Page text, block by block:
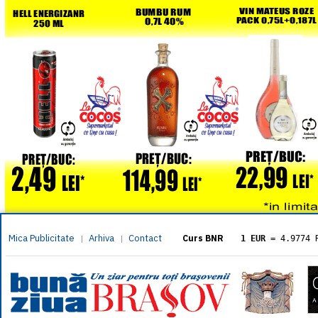
Mica Publicitate | Arhiva | Contact Curs BNR 1 EUR = 4.9774
= 5.8304
1 XAU= 464.4611
1 AED= 1.1933
1 AUD= 2.7957
1 BGN= 2.5449